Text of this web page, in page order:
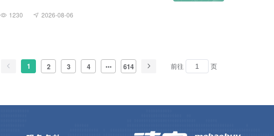
1230 2026-08-06
1 2 3 4 614 前往 页